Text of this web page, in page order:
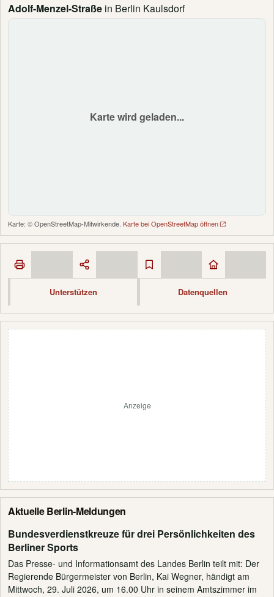
Adolf-Menzel-Straße in Berlin Kaulsdorf
Karte wird geladen...
Karte: © OpenStreetMap-Mitwirkende. Karte bei OpenStreetMap öffnen
Unterstützen Datenquellen
Anzeige
Aktuelle Berlin-Meldungen
Bundesverdienstkreuze für drei Persönlichkeiten des
Berliner Sports
Das Presse- und Informationsamt des Landes Berlin teilt mit: Der
Regierende Bürgermeister von Berlin, Kai Wegner, händigt am
Mittwoch, 29. Juli 2026, um 16.00 Uhr in seinem Amtszimmer im